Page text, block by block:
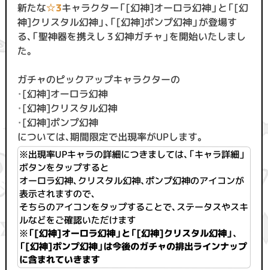
新たな☆3キャラクター「[幻神]オーロラ幻神」と「[幻
神]クリスタル幻神」、「[幻神]ポンプ幻神」が登場す
る、「聖神器を携えし３幻神ガチャ」を開始いたしまし
た。
ガチャのピックアップキャラクターの
・[幻神]オーロラ幻神
・[幻神]クリスタル幻神
・[幻神]ポンプ幻神
については、期間限定で出現率がUPします。
※出現率UPキャラの詳細につきましては、「キャラ詳細」
ボタンをタップすると
オーロラ幻神、クリスタル幻神、ポンプ幻神のアイコンが
表示されますので、
そちらのアイコンをタップすることで、ステータスやスキ
ルなどをご確認いただけます
※「[幻神]オーロラ幻神」と「[幻神]クリスタル幻神」、
「[幻神]ポンプ幻神」は今後のガチャの排出ラインナップ
に含まれていきます